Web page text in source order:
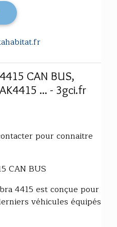
CAN BUS,
... - 3gci.fr
pour connaitre
CAN BUS
4415 est conçue pour
véhicules équipés